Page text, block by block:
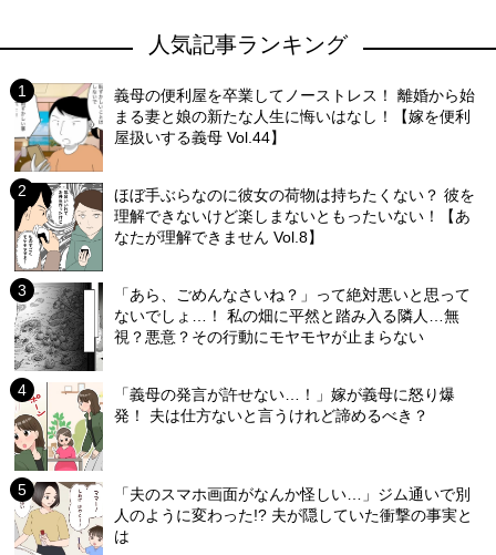
人気記事ランキング
義母の便利屋を卒業してノーストレス！ 離婚から始
まる妻と娘の新たな人生に悔いはなし！【嫁を便利
屋扱いする義母 Vol.44】
ほぼ手ぶらなのに彼女の荷物は持ちたくない？ 彼を
理解できないけど楽しまないともったいない！【あ
なたが理解できません Vol.8】
「あら、ごめんなさいね？」って絶対悪いと思って
ないでしょ…！ 私の畑に平然と踏み入る隣人…無
視？悪意？その行動にモヤモヤが止まらない
「義母の発言が許せない…！」嫁が義母に怒り爆
発！ 夫は仕方ないと言うけれど諦めるべき？
「夫のスマホ画面がなんか怪しい…」ジム通いで別
人のように変わった!? 夫が隠していた衝撃の事実と
は